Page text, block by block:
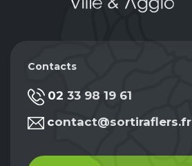
Contacts
02 33 98 19 61
contact@sortiraflers.fr